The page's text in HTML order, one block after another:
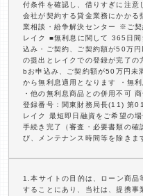
付条件を確認し、借りすぎに注
会社が契約する貸金業務にかか
業相談・紛争解決センター ※ご契
レイク ■無利息に関して 365日
込み・ご契約、ご契約額が50万
の提出とレイクでの登録が完了
bお申込み、ご契約額が50万円未
から無利息適用となります ・無
・他の無利息商品との併用不可
登録番号：関東財務局長(11) 第
レイク 最短即日融資をご希望の
手続き完了（審査・必要書類の確
び、メンテナンス時間等を除きま
1.本サイトの目的は、ローン商品
することにあり、当社は、提携事